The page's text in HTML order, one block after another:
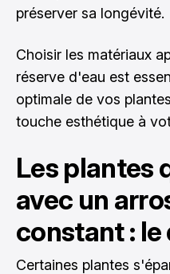
préserver sa longévité.
Choisir les matériaux
réserve d'eau est
optimale de vos
touche esthétique à
Les plantes
avec un
constant : le
Certaines plantes